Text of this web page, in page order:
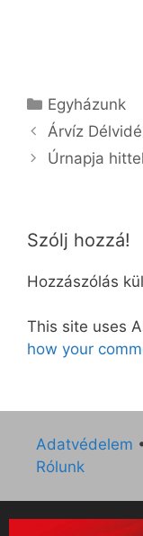
Kategória
Egyházunk
Árvíz
Úrnapja
Szólj hozzá!
Hozzászólás
This site uses
how your
Adatvédelem
Rólunk